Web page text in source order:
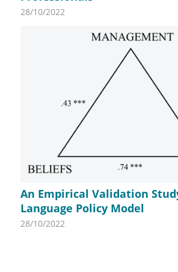
28/10/2022
An Empirical Validation
Language Policy Model
28/10/2022